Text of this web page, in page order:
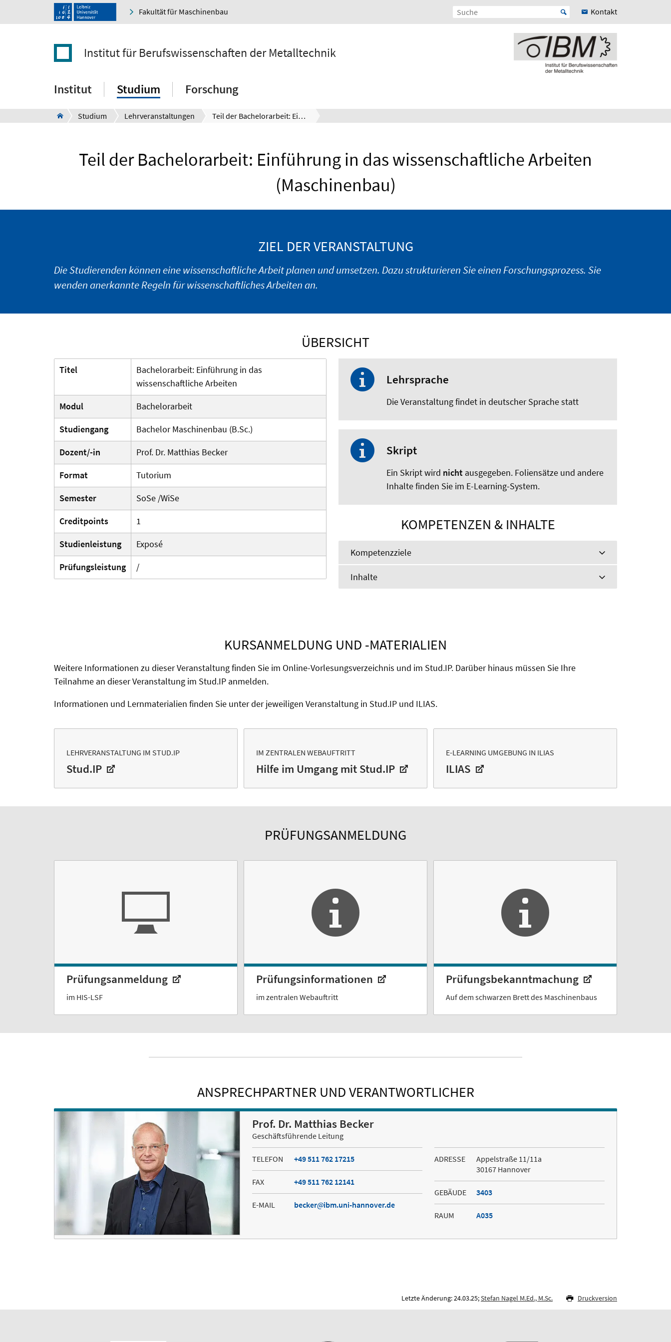
Fakultät für Maschinenbau Kontakt
Institut für Berufswissenschaften der Metalltechnik
Institut Studium Forschung
Studium Lehrveranstaltungen Teil der Bachelorarbeit: Einführung in das wissenschaftliche Arbeiten (Maschinenbau)
Teil der Bachelorarbeit: Einführung in das wissenschaftliche Arbeiten
(Maschinenbau)
ZIEL DER VERANSTALTUNG
Die Studierenden können eine wissenschaftliche Arbeit planen und umsetzen. Dazu strukturieren Sie einen Forschungsprozess. Sie
wenden anerkannte Regeln für wissenschaftliches Arbeiten an.
ÜBERSICHT
Titel
Bachelorarbeit: Einführung in das
wissenschaftliche Arbeiten
Modul
Bachelorarbeit
Studiengang
Bachelor Maschinenbau (B.Sc.)
Dozent/-in
Prof. Dr. Matthias Becker
Format
Tutorium
Semester
SoSe /WiSe
Creditpoints
1
Studienleistung
Exposé
Prüfungsleistung
/
Lehrsprache
Die Veranstaltung findet in deutscher Sprache statt
Skript
Ein Skript wird nicht ausgegeben. Foliensätze und andere
Inhalte finden Sie im E-Learning-System.
KOMPETENZEN & INHALTE
Kompetenzziele
Inhalte
KURSANMELDUNG UND -MATERIALIEN
Weitere Informationen zu dieser Veranstaltung finden Sie im Online-Vorlesungsverzeichnis und im Stud.IP. Darüber hinaus müssen Sie Ihre
Teilnahme an dieser Veranstaltung im Stud.IP anmelden.
Informationen und Lernmaterialien finden Sie unter der jeweiligen Veranstaltung in Stud.IP und ILIAS.
LEHRVERANSTALTUNG IM STUD.IP
Stud.IP
IM ZENTRALEN WEBAUFTRITT
Hilfe im Umgang mit Stud.IP
E-LEARNING UMGEBUNG IN ILIAS
ILIAS
PRÜFUNGSANMELDUNG
Prüfungsanmeldung
im HIS-LSF
Prüfungsinformationen
im zentralen Webauftritt
Prüfungsbekanntmachung
Auf dem schwarzen Brett des Maschinenbaus
ANSPRECHPARTNER UND VERANTWORTLICHER
Prof. Dr. Matthias Becker
Geschäftsführende Leitung
TELEFON +49 511 762 17215
FAX +49 511 762 12141
E-MAIL becker ibm.uni-hannover.de
ADRESSE
Appelstraße 11/11a
30167 Hannover
GEBÄUDE 3403
RAUM A035
Letzte Änderung: 24.03.25;Stefan Nagel M.Ed., M.Sc. Druckversion